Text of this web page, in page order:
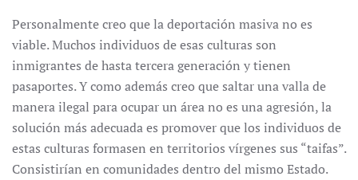
Personalmente creo que la deportación masiva no es
viable. Muchos individuos de esas culturas son
inmigrantes de hasta tercera generación y tienen
pasaportes. Y como además creo que saltar una valla de
manera ilegal para ocupar un área no es una agresión, la
solución más adecuada es promover que los individuos de
estas culturas formasen en territorios vírgenes sus “taifas”.
Consistirían en comunidades dentro del mismo Estado.